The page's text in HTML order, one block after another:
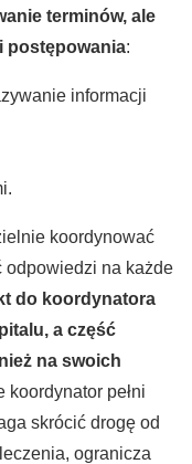
terminów, ale
postępowania:
informacji
koordynować
odpowiedzi na każde
do koordynatora
a część
na swoich
koordynator pełni
skrócić drogę od
ogranicza